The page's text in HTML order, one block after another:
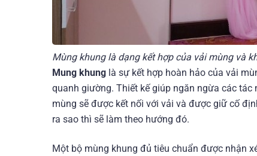
Mùng khung là dạng kết hợp của vải mùng và
Mung khung là sự kết hợp hoàn hảo của vải
quanh giường. Thiết kế giúp ngăn ngừa các
mùng sẽ được kết nối với vải và được giữ cố
ra sao thì sẽ làm theo hướng đó.
Một bộ mùng khung đủ tiêu chuẩn được nhận